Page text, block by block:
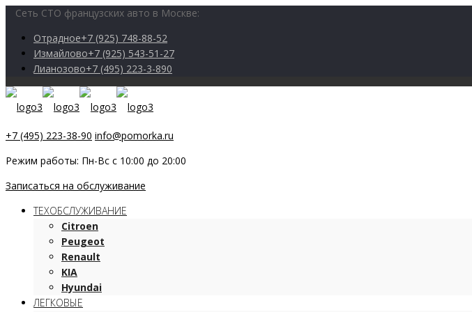
Сеть СТО французских авто в Москве:
Отрадное+7 (925) 748-88-52
Измайлово+7 (925) 543-51-27
Лианозово+7 (495) 223-3-890
+7 (495) 223-38-90 info@pomorka.ru
Режим работы: Пн-Вс с 10:00 до 20:00
Записаться на обслуживание
ТЕХОБСЛУЖИВАНИЕ
Citroen
Peugeot
Renault
KIA
Hyundai
ЛЕГКОВЫЕ